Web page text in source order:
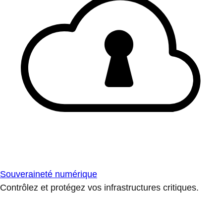
Souveraineté numérique
Contrôlez et protégez vos infrastructures critiques.